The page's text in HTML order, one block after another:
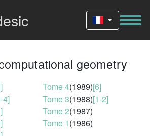
geometry
4]
Tome 4(1989)[6]
Tome 3(1988)[1-2]
Tome 2(1987)
Tome 1(1986)